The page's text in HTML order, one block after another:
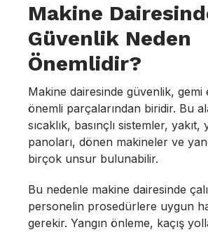
Makine
Güvenlik Neden
Önemlidir?
Makine dairesinde güvenlik, gemi
önemli parçalarından biridir. Bu
sıcaklık, basınçlı sistemler,
panoları, dönen makineler ve
birçok unsur bulunabilir.
Bu nedenle makine dairesinde
personelin prosedürlere uygun
gerekir. Yangın önleme, kaçış